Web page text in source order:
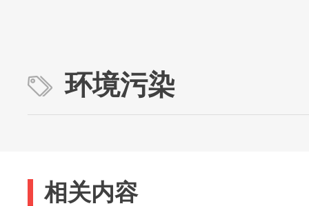
环境污染
相关内容